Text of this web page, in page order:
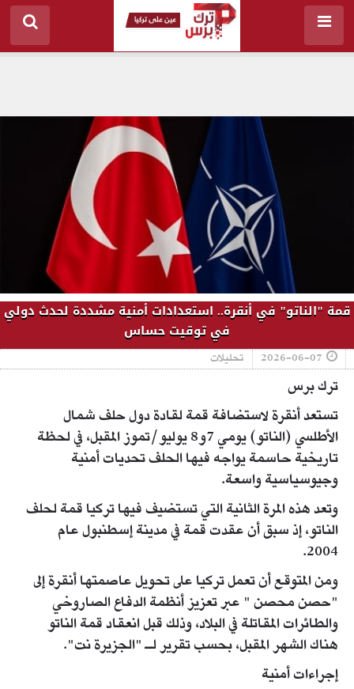
قمة "الناتو" في أنقرة.. استعدادات أمنية مشددة لحدث دولي
في توقيت حساس
2026-06-07 تحليلات
ترك برس
تستعد أنقرة لاستضافة قمة لقادة دول حلف شمال
الأطلسي (الناتو) يومي 7و8 يوليو/تموز المقبل، في لحظة
تاريخية حاسمة يواجه فيها الحلف تحديات أمنية
وجيوسياسية واسعة.
وتعد هذه المرة الثانية التي تستضيف فيها تركيا قمة لحلف
الناتو، إذ سبق أن عقدت قمة في مدينة إسطنبول عام
2004.
ومن المتوقع أن تعمل تركيا على تحويل عاصمتها أنقرة إلى
"حصن محصن " عبر تعزيز أنظمة الدفاع الصاروخي
والطائرات المقاتلة في البلاد، وذلك قبل انعقاد قمة الناتو
هناك الشهر المقبل، بحسب تقرير لـ "الجزيرة نت".
إجراءات أمنية